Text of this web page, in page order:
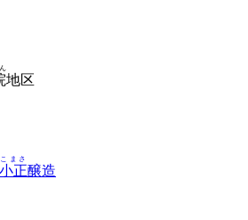
地区
小正
こまさ
醸造